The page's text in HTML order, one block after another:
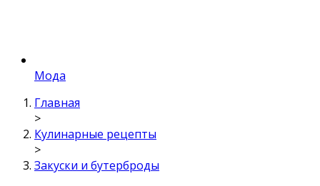
Мода
Главная
>
Кулинарные рецепты
>
Закуски и бутерброды